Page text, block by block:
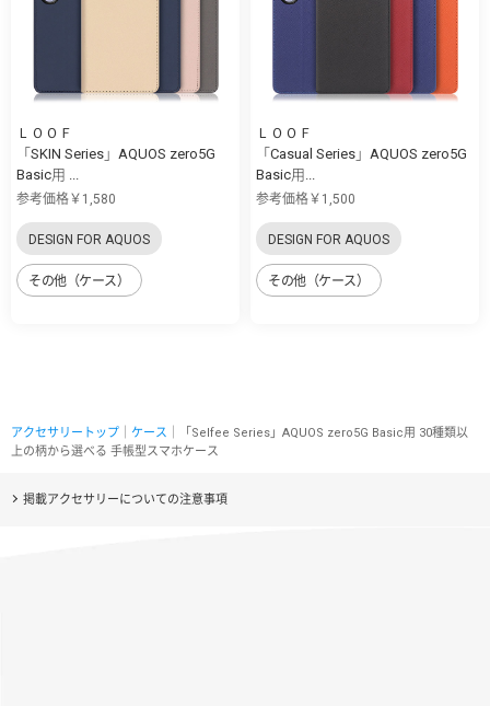
ＬＯＯＦ
「SKIN Series」AQUOS zero5G
Basic用 ...
参考価格￥1,580
DESIGN FOR AQUOS
その他（ケース）
ＬＯＯＦ
「Casual Series」AQUOS zero5G
Basic用...
参考価格￥1,500
DESIGN FOR AQUOS
その他（ケース）
アクセサリートップ ケース ｜「Selfee Series」AQUOS zero5G Basic用 30種類以
上の柄から選べる 手帳型スマホケース
掲載アクセサリーについての注意事項